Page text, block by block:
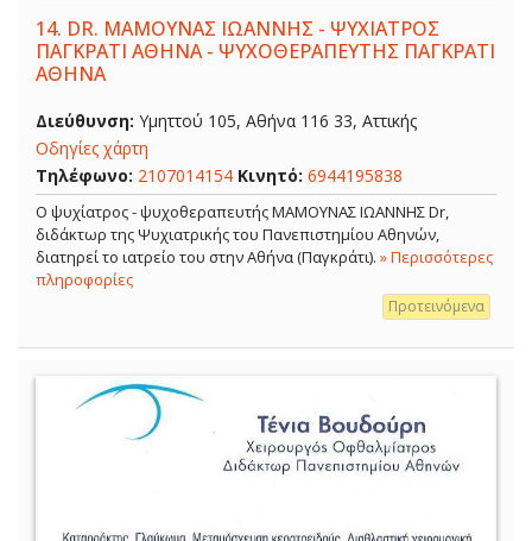
14. DR. ΜΑΜΟΥΝΑΣ ΙΩΑΝΝΗΣ - ΨΥΧΙΑΤΡΟΣ
ΠΑΓΚΡΑΤΙ ΑΘΗΝΑ - ΨΥΧΟΘΕΡΑΠΕΥΤΗΣ ΠΑΓΚΡΑΤΙ
ΑΘΗΝΑ
Διεύθυνση: Υμηττού 105, Αθήνα 116 33, Αττικής
Οδηγίες χάρτη
Τηλέφωνο: 2107014154 Κινητό: 6944195838
Ο ψυχίατρος - ψυχοθεραπευτής ΜΑΜΟΥΝΑΣ ΙΩΑΝΝΗΣ Dr,
διδάκτωρ της Ψυχιατρικής του Πανεπιστημίου Αθηνών,
διατηρεί το ιατρείο του στην Αθήνα (Παγκράτι). » Περισσότερες
πληροφορίες
Προτεινόμενα